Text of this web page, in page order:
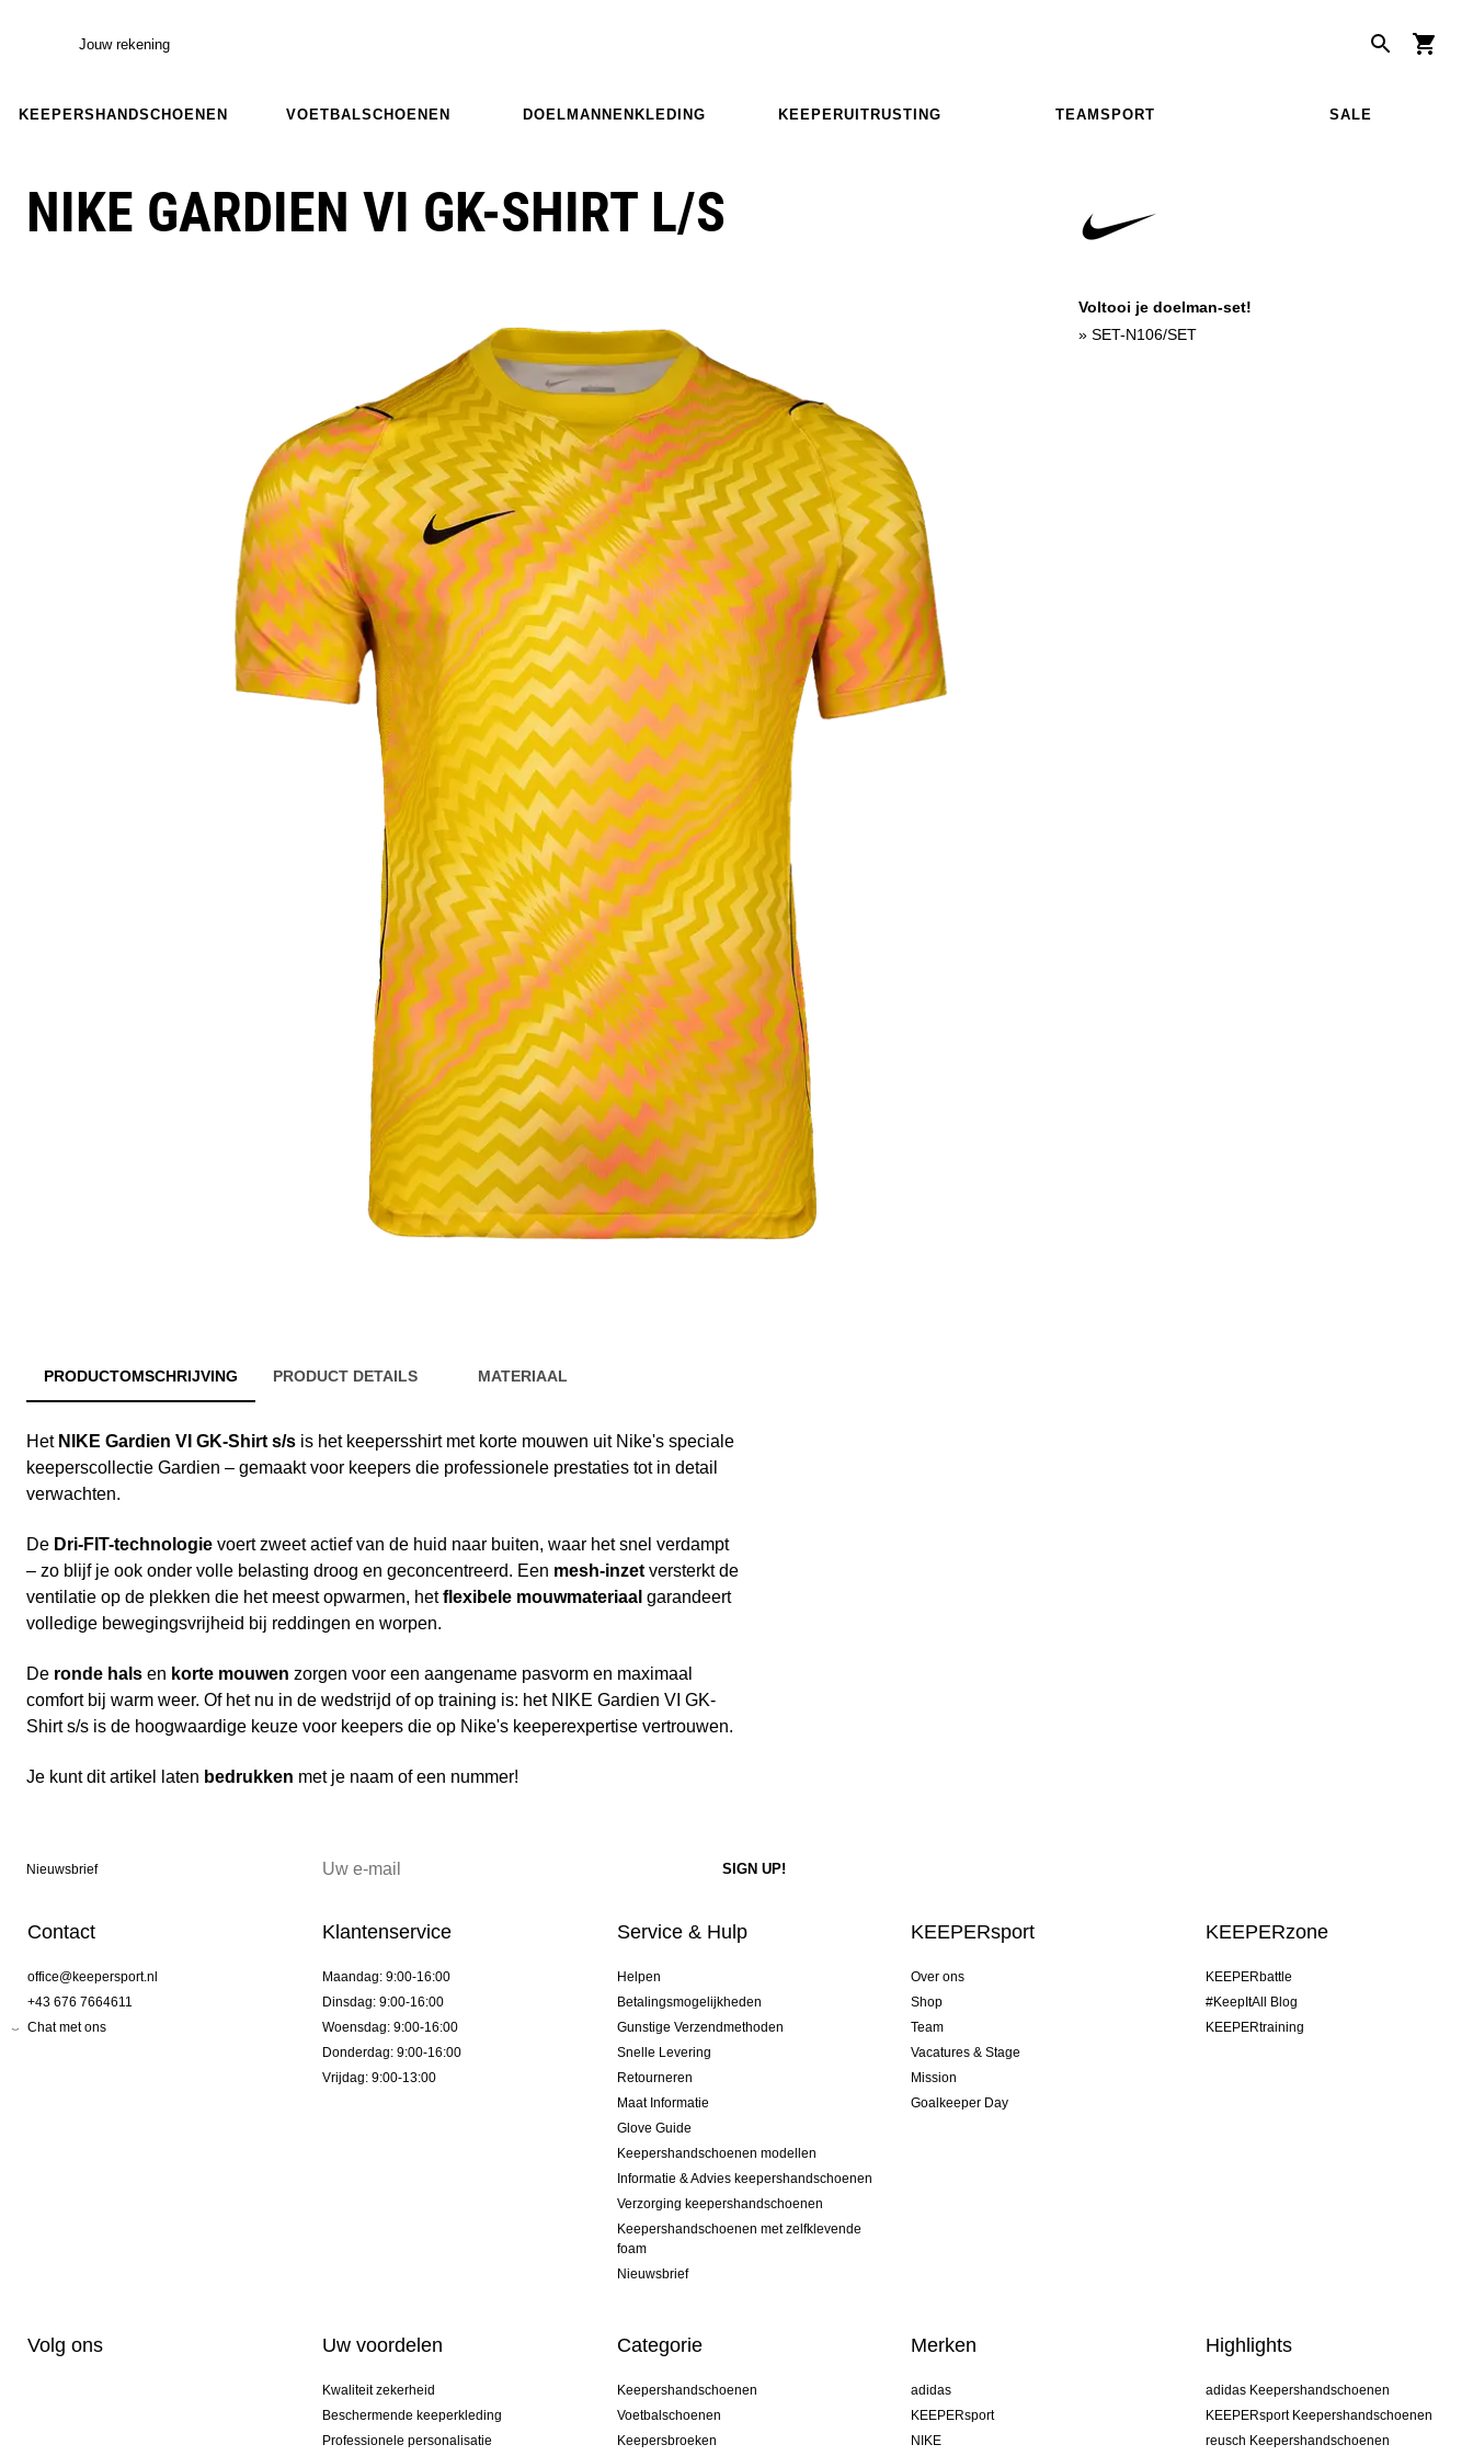
Jouw rekening
KEEPERSHANDSCHOENEN VOETBALSCHOENEN DOELMANNENKLEDING KEEPERUITRUSTING TEAMSPORT SALE
NIKE GARDIEN VI GK-SHIRT L/S
Voltooi je doelman-set!
» SET-N106/SET
PRODUCTOMSCHRIJVING PRODUCT DETAILS MATERIAAL
Het NIKE Gardien VI GK-Shirt s/s is het keepersshirt met korte mouwen uit Nike's speciale
keeperscollectie Gardien – gemaakt voor keepers die professionele prestaties tot in detail
verwachten.
De Dri-FIT-technologie voert zweet actief van de huid naar buiten, waar het snel verdampt
– zo blijf je ook onder volle belasting droog en geconcentreerd. Een mesh-inzetversterkt de
ventilatie op de plekken die het meest opwarmen, hetflexibele mouwmateriaal garandeert
volledige bewegingsvrijheid bij reddingen en worpen.
De ronde hals en korte mouwen zorgen voor een aangename pasvorm en maximaal
comfort bij warm weer. Of het nu in de wedstrijd of op training is: het NIKE Gardien VI GK-
Shirt s/s is de hoogwaardige keuze voor keepers die op Nike's keeperexpertise vertrouwen.
Je kunt dit artikel laten bedrukken met je naam of een nummer!
Nieuwsbrief
Contact
office@keepersport.nl
+43 676 7664611
Chat met ons
Klantenservice
Maandag: 9:00-16:00
Dinsdag: 9:00-16:00
Woensdag: 9:00-16:00
Donderdag: 9:00-16:00
Vrijdag: 9:00-13:00
Service & Hulp
Helpen
Betalingsmogelijkheden
Gunstige Verzendmethoden
Snelle Levering
Retourneren
Maat Informatie
Glove Guide
Keepershandschoenen modellen
Informatie & Advies keepershandschoenen
Verzorging keepershandschoenen
Keepershandschoenen met zelfklevende
foam
Nieuwsbrief
KEEPERsport
Over ons
Shop
Team
Vacatures & Stage
Mission
Goalkeeper Day
KEEPERzone
KEEPERbattle
#KeepItAll Blog
KEEPERtraining
Volg ons Uw voordelen
Kwaliteit zekerheid
Beschermende keeperkleding
Professionele personalisatie
Categorie
Keepershandschoenen
Voetbalschoenen
Keepersbroeken
Merken
adidas
KEEPERsport
NIKE
Highlights
adidas Keepershandschoenen
KEEPERsport Keepershandschoenen
reusch Keepershandschoenen